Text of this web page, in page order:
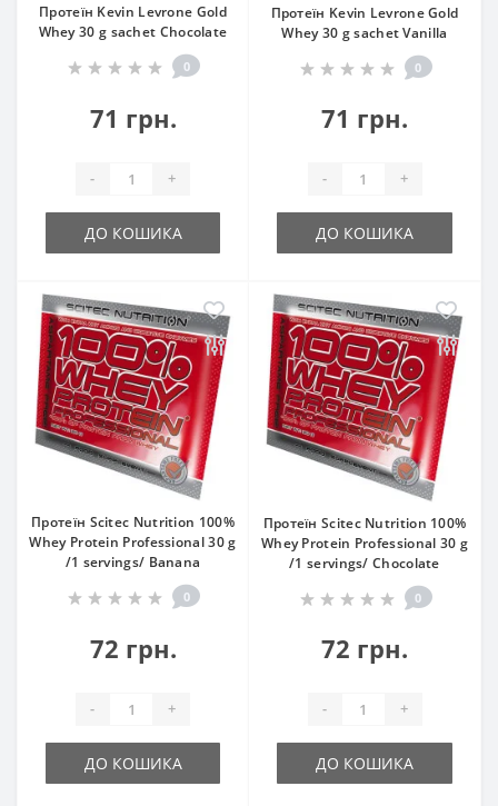
Протеїн Kevin Levrone Gold
Whey 30 g sachet Chocolate
0
71 грн.
- +
ДО КОШИКА
Протеїн Kevin Levrone Gold
Whey 30 g sachet Vanilla
0
71 грн.
- +
ДО КОШИКА
Протеїн Scitec Nutrition 100%
Whey Protein Professional 30 g
/1 servings/ Banana
0
72 грн.
- +
ДО КОШИКА
Протеїн Scitec Nutrition 100%
Whey Protein Professional 30 g
/1 servings/ Chocolate
0
72 грн.
- +
ДО КОШИКА